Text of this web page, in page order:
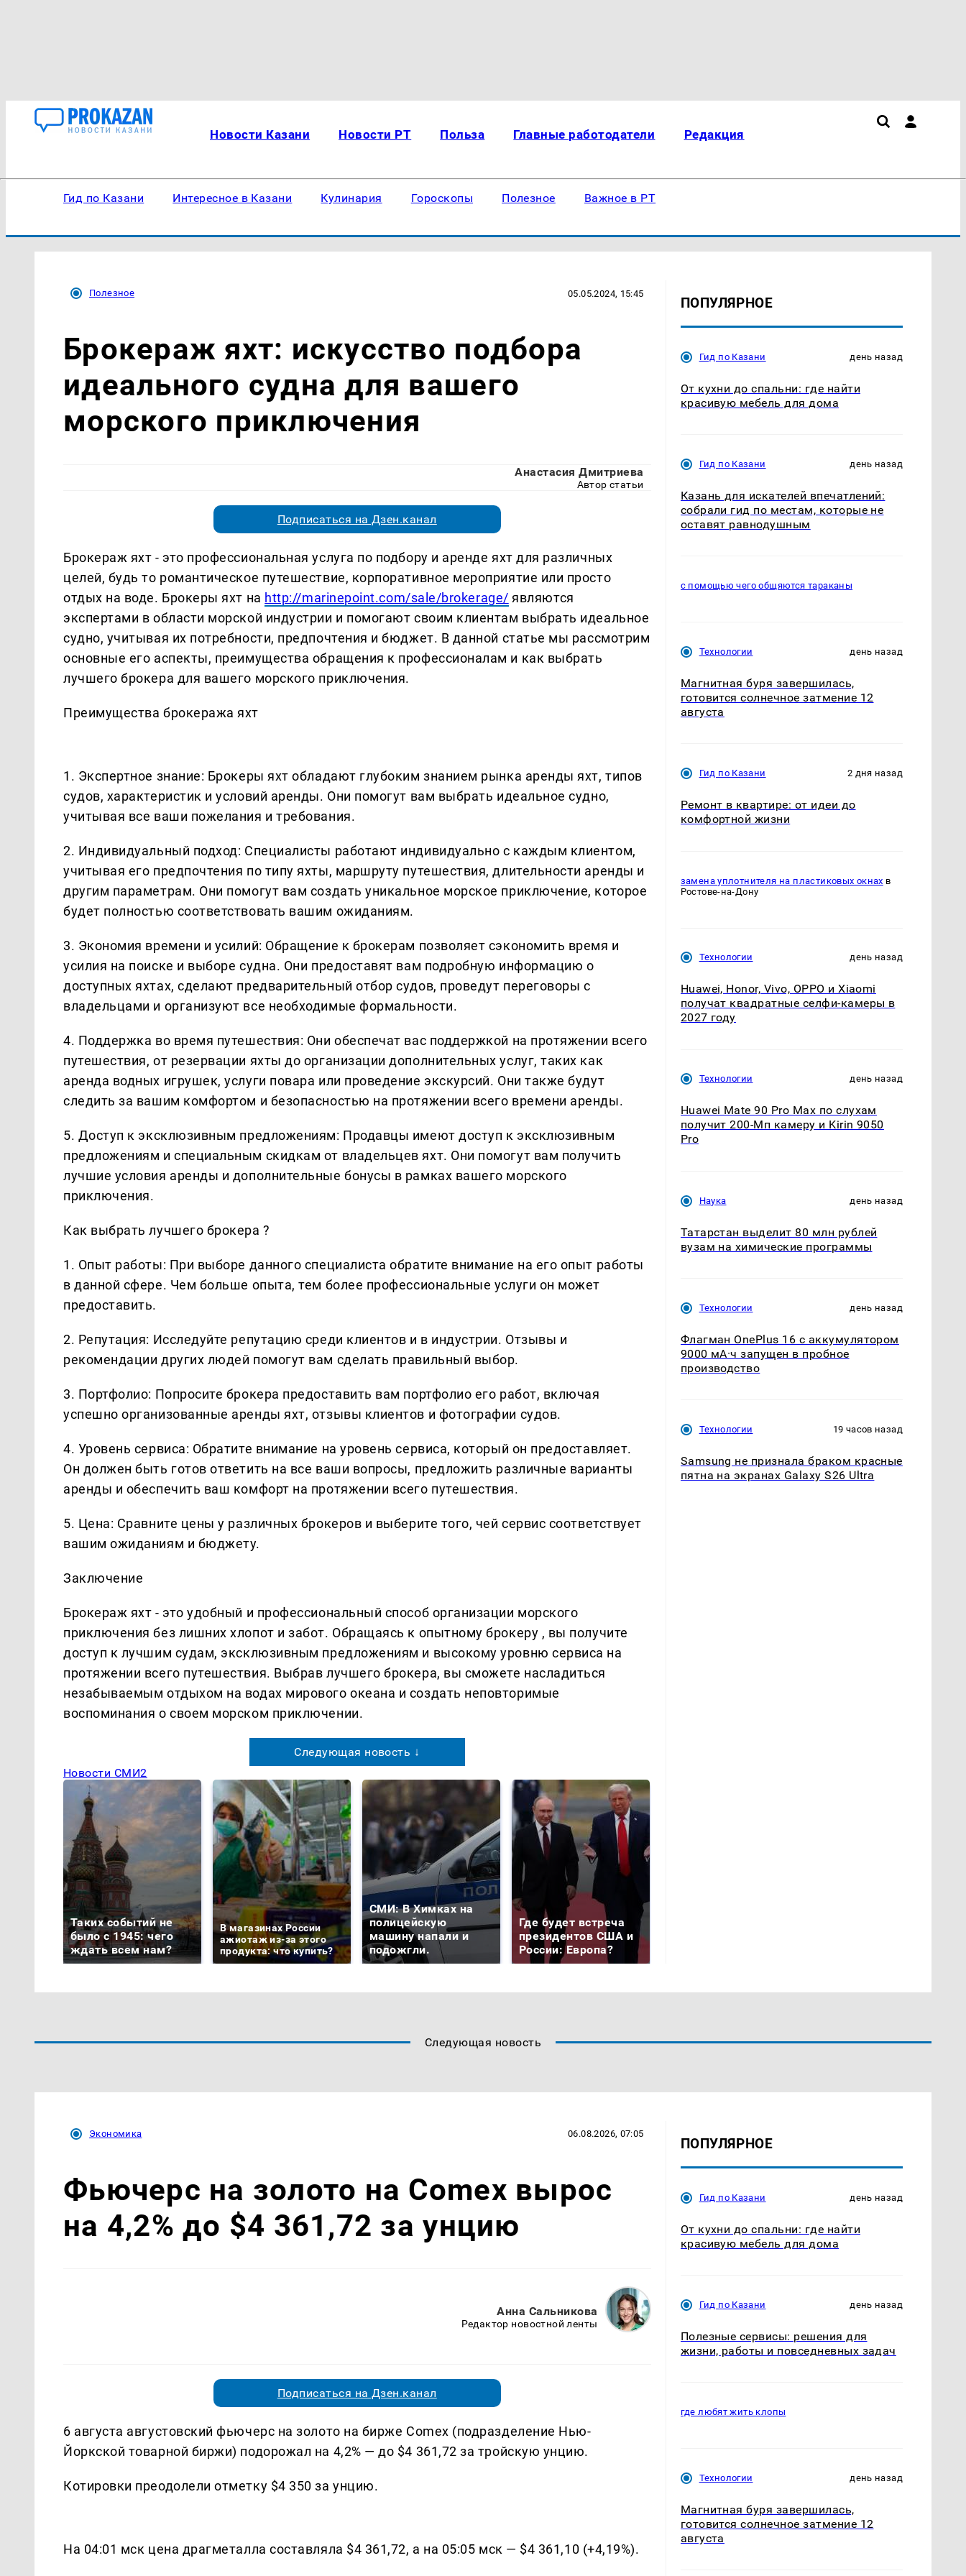
Новости Казани Новости РТ Польза Главные работодатели Редакция
Гид по Казани Интересное в Казани Кулинария Гороскопы Полезное Важное в РТ
Полезное 05.05.2024, 15:45
Брокераж яхт: искусство подбора
идеального судна для вашего
морского приключения
Анастасия Дмитриева
Автор статьи
Подписаться на Дзен.канал
Брокераж яхт - это профессиональная услуга по подбору и аренде яхт для различных
целей, будь то романтическое путешествие, корпоративное мероприятие или просто
отдых на воде. Брокеры яхт на http://marinepoint.com/sale/brokerage/ являются
экспертами в области морской индустрии и помогают своим клиентам выбрать идеальное
судно, учитывая их потребности, предпочтения и бюджет. В данной статье мы рассмотрим
основные его аспекты, преимущества обращения к профессионалам и как выбрать
лучшего брокера для вашего морского приключения.
Преимущества брокеража яхт
1. Экспертное знание: Брокеры яхт обладают глубоким знанием рынка аренды яхт, типов
судов, характеристик и условий аренды. Они помогут вам выбрать идеальное судно,
учитывая все ваши пожелания и требования.
2. Индивидуальный подход: Специалисты работают индивидуально с каждым клиентом,
учитывая его предпочтения по типу яхты, маршруту путешествия, длительности аренды и
другим параметрам. Они помогут вам создать уникальное морское приключение, которое
будет полностью соответствовать вашим ожиданиям.
3. Экономия времени и усилий: Обращение к брокерам позволяет сэкономить время и
усилия на поиске и выборе судна. Они предоставят вам подробную информацию о
доступных яхтах, сделают предварительный отбор судов, проведут переговоры с
владельцами и организуют все необходимые формальности.
4. Поддержка во время путешествия: Они обеспечат вас поддержкой на протяжении всего
путешествия, от резервации яхты до организации дополнительных услуг, таких как
аренда водных игрушек, услуги повара или проведение экскурсий. Они также будут
следить за вашим комфортом и безопасностью на протяжении всего времени аренды.
5. Доступ к эксклюзивным предложениям: Продавцы имеют доступ к эксклюзивным
предложениям и специальным скидкам от владельцев яхт. Они помогут вам получить
лучшие условия аренды и дополнительные бонусы в рамках вашего морского
приключения.
Как выбрать лучшего брокера ?
1. Опыт работы: При выборе данного специалиста обратите внимание на его опыт работы
в данной сфере. Чем больше опыта, тем более профессиональные услуги он может
предоставить.
2. Репутация: Исследуйте репутацию среди клиентов и в индустрии. Отзывы и
рекомендации других людей помогут вам сделать правильный выбор.
3. Портфолио: Попросите брокера предоставить вам портфолио его работ, включая
успешно организованные аренды яхт, отзывы клиентов и фотографии судов.
4. Уровень сервиса: Обратите внимание на уровень сервиса, который он предоставляет.
Он должен быть готов ответить на все ваши вопросы, предложить различные варианты
аренды и обеспечить ваш комфорт на протяжении всего путешествия.
5. Цена: Сравните цены у различных брокеров и выберите того, чей сервис соответствует
вашим ожиданиям и бюджету.
Заключение
Брокераж яхт - это удобный и профессиональный способ организации морского
приключения без лишних хлопот и забот. Обращаясь к опытному брокеру , вы получите
доступ к лучшим судам, эксклюзивным предложениям и высокому уровню сервиса на
протяжении всего путешествия. Выбрав лучшего брокера, вы сможете насладиться
незабываемым отдыхом на водах мирового океана и создать неповторимые
воспоминания о своем морском приключении.
Следующая новость ↓
Новости СМИ2
Таких событий не
было с 1945: чего
ждать всем нам?
В магазинах России
ажиотаж из-за этого
продукта: что купить?
СМИ: В Химках на
полицейскую
машину напали и
подожгли.
Где будет встреча
президентов США и
России: Европа?
ПОПУЛЯРНОЕ
Гид по Казани день назад
От кухни до спальни: где найти
красивую мебель для дома
Гид по Казани день назад
Казань для искателей впечатлений:
собрали гид по местам, которые не
оставят равнодушным
с помощью чего общяются тараканы
Технологии день назад
Магнитная буря завершилась,
готовится солнечное затмение 12
августа
Гид по Казани 2 дня назад
Ремонт в квартире: от идеи до
комфортной жизни
замена уплотнителя на пластиковых окнах в
Ростове-на-Дону
Технологии день назад
Huawei, Honor, Vivo, OPPO и Xiaomi
получат квадратные селфи-камеры в
2027 году
Технологии день назад
Huawei Mate 90 Pro Max по слухам
получит 200-Мп камеру и Kirin 9050
Pro
Наука день назад
Татарстан выделит 80 млн рублей
вузам на химические программы
Технологии день назад
Флагман OnePlus 16 с аккумулятором
9000 мА·ч запущен в пробное
производство
Технологии 19 часов назад
Samsung не признала браком красные
пятна на экранах Galaxy S26 Ultra
Следующая новость
Экономика 06.08.2026, 07:05
Фьючерс на золото на Comex вырос
на 4,2% до $4 361,72 за унцию
Анна Сальникова
Редактор новостной ленты
Подписаться на Дзен.канал
6 августа августовский фьючерс на золото на бирже Comex (подразделение Нью-
Йоркской товарной биржи) подорожал на 4,2% — до $4 361,72 за тройскую унцию.
Котировки преодолели отметку $4 350 за унцию.
На 04:01 мск цена драгметалла составляла $4 361,72, а на 05:05 мск — $4 361,10 (+4,19%).
ПОПУЛЯРНОЕ
Гид по Казани день назад
От кухни до спальни: где найти
красивую мебель для дома
Гид по Казани день назад
Полезные сервисы: решения для
жизни, работы и повседневных задач
где любят жить клопы
Технологии день назад
Магнитная буря завершилась,
готовится солнечное затмение 12
августа